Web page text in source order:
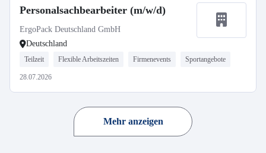
Personalsachbearbeiter (m/w/d)
ErgoPack Deutschland GmbH
Deutschland
Teilzeit Flexible Arbeitszeiten Firmenevents Sportangebote
28.07.2026
Mehr anzeigen